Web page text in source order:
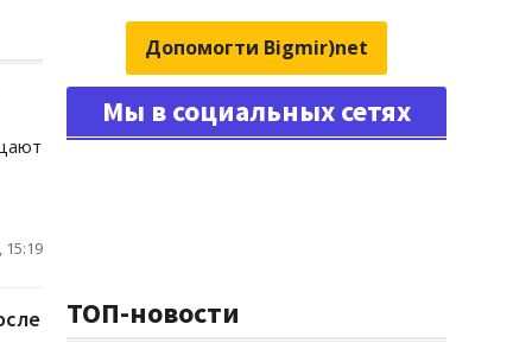
15:19
Допомогти Bigmir)net
Мы в социальных сетях
ТОП-новости